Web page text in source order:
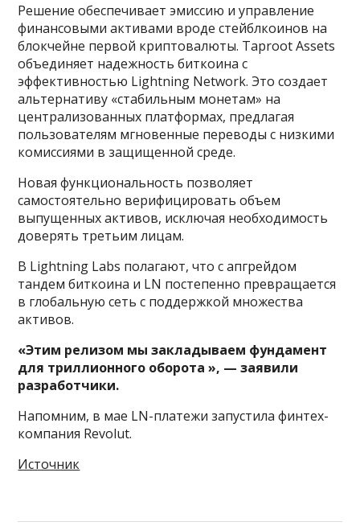
Решение обеспечивает эмиссию и управление
финансовыми активами вроде стейблкоинов на
блокчейне первой криптовалюты. Taproot Assets
объединяет надежность биткоина с
эффективностью Lightning Network. Это создает
альтернативу «стабильным монетам» на
централизованных платформах, предлагая
пользователям мгновенные переводы с низкими
комиссиями в защищенной среде.
Новая функциональность позволяет
самостоятельно верифицировать объем
выпущенных активов, исключая необходимость
доверять третьим лицам.
В Lightning Labs полагают, что с апгрейдом
тандем биткоина и LN постепенно превращается
в глобальную сеть с поддержкой множества
активов.
«Этим релизом мы закладываем фундамент
для триллионного оборота », — заявили
разработчики.
Напомним, в мае LN-платежи запустила финтех-
компания Revolut.
Источник